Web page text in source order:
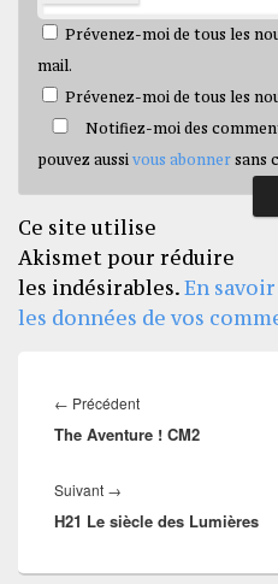
Prévenez-moi de tous les
mail.
Prévenez-moi de tous les
Notifiez-moi des
pouvez aussi vous abonner sans
Ce site utilise
Akismet pour réduire
les indésirables.En
les données de vos
de
← PrécédentArticle
précédent :
The Aventure ! CM2
Suivant →
suivant :
H21 Le siècle des Lumières